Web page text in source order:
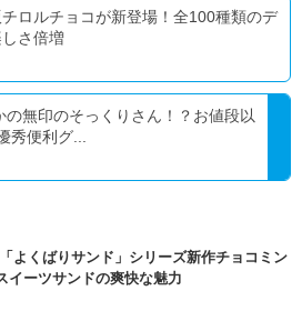
ロルチョコが新登場！全100種類のデ
さ倍増
の無印のそっくりさん！？お値段以
秀便利グ...
よくばりサンド」シリーズ新作チョコミン
イーツサンドの爽快な魅力